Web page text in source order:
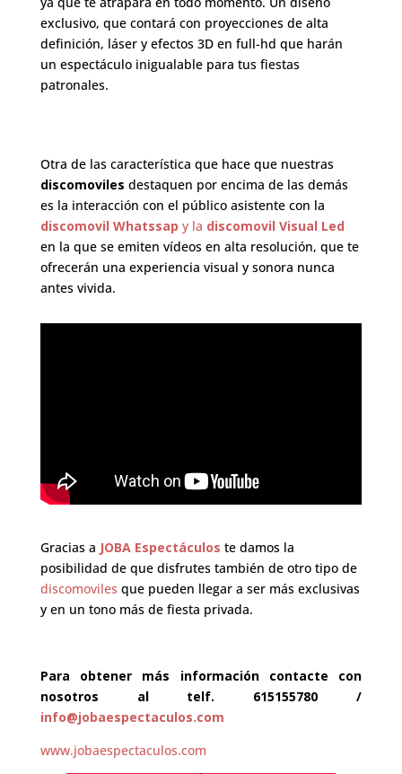
exclusivo, que contará con proyecciones de alta
definición, láser y efectos 3D en full-hd que harán
un espectáculo inigualable para tus fiestas
patronales.
Otra de las característica que hace que nuestras
discomoviles destaquen por encima de las demás
es la interacción con el público asistente con la
discomovil Whatssap y la discomovil Visual Led
en la que se emiten vídeos en alta resolución, que te
ofrecerán una experiencia visual y sonora nunca
antes vivida.
Gracias a JOBA Espectáculos te damos la
posibilidad de que disfrutes también de otro tipo de
discomoviles que pueden llegar a ser más exclusivas
y en un tono más de fiesta privada.
Para obtener más información contacte con
nosotros al telf. 615155780 /
info@jobaespectaculos.com
www.jobaespectaculos.com